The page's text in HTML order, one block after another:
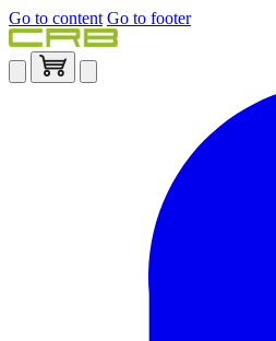
Go to content Go to footer